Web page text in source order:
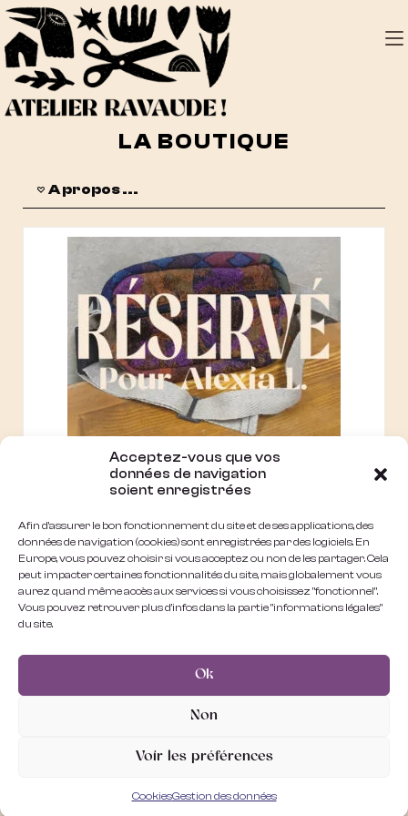
Acceptez-vous que vos
données de navigation
soient enregistrées
Afin d'assurer le bon fonctionnement du site et de ses applications, des
données de navigation (cookies) sont enregistrées par des logiciels. En
Europe, vous pouvez choisir si vous acceptez ou non de les partager. Cela
peut impacter certaines fonctionnalités du site, mais globalement vous
aurez quand même accès aux services si vous choisissez "fonctionnel".
Vous pouvez retrouver plus d'infos dans la partie "informations légales"
du site.
Ok
Non
Voir les préférences
CookiesGestion des données
LA BOUTIQUE
A propos ...
Banane - RESERVÉE
o
t
e
0
s
u
r
60,00€
AJOUTER AU PANIER
COTÉ LEGAL :
Données personelles